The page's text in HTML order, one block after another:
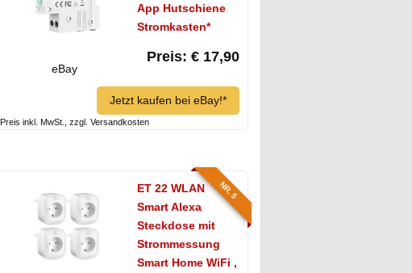
eBay
App Hutschiene
Stromkasten*
Preis: € 17,90
Jetzt kaufen bei eBay!*
Preis inkl. MwSt., zzgl. Versandkosten
NR. 5
ET 22 WLAN
Smart Alexa
Steckdose mit
Strommessung
Smart Home WiFi ,